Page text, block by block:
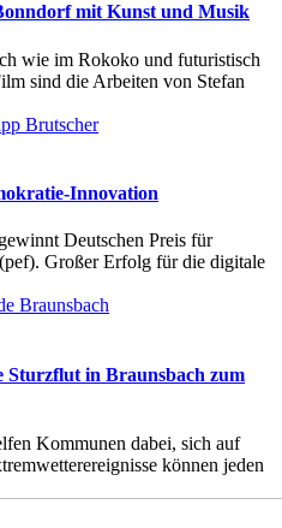
mit Kunst und Musik
wie im Rokoko und futuristisch
sind die Arbeiten von Stefan
Innovation
Deutschen Preis für
Großer Erfolg für die digitale
Sturzflut in Braunsbach zum
Kommunen dabei, sich auf
können jeden